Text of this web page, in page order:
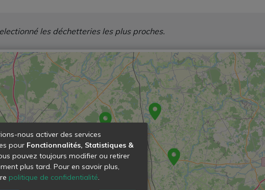
les déchetteries les plus proches.
nous activer des services
pour Fonctionnalités, Statistiques &
pouvez toujours modifier ou retirer
plus tard. Pour en savoir plus,
politique de confidentialité.